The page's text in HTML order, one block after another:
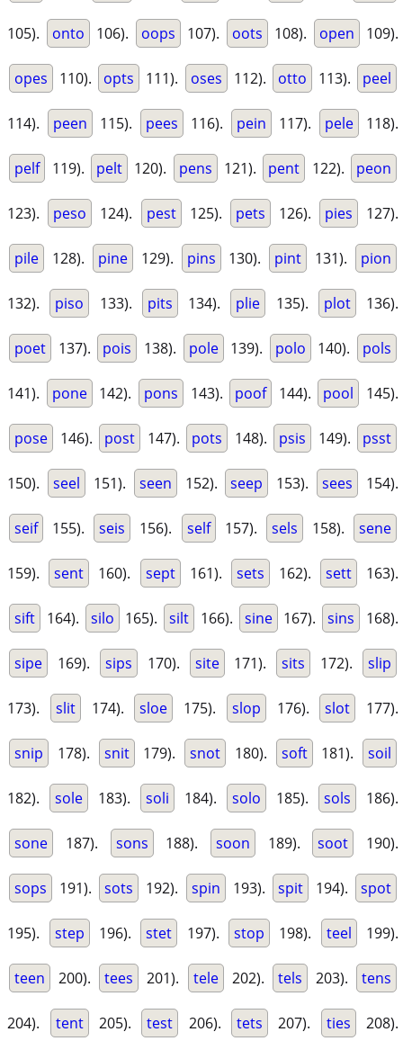
105). onto 106). oops 107). oots 108). open 109).
opes 110). opts 111). oses 112). otto 113). peel
114). peen 115). pees 116). pein 117). pele 118).
pelf 119). pelt 120). pens 121). pent 122). peon
123). peso 124). pest 125). pets 126). pies 127).
pile 128). pine 129). pins 130). pint 131). pion
132). piso 133). pits 134). plie 135). plot 136).
poet 137). pois 138). pole 139). polo 140). pols
141). pone 142). pons 143). poof 144). pool 145).
pose 146). post 147). pots 148). psis 149). psst
150). seel 151). seen 152). seep 153). sees 154).
seif 155). seis 156). self 157). sels 158). sene
159). sent 160). sept 161). sets 162). sett 163).
sift 164). silo 165). silt 166). sine 167). sins 168).
sipe 169). sips 170). site 171). sits 172). slip
173). slit 174). sloe 175). slop 176). slot 177).
snip 178). snit 179). snot 180). soft 181). soil
182). sole 183). soli 184). solo 185). sols 186).
sone 187). sons 188). soon 189). soot 190).
sops 191). sots 192). spin 193). spit 194). spot
195). step 196). stet 197). stop 198). teel 199).
teen 200). tees 201). tele 202). tels 203). tens
204). tent 205). test 206). tets 207). ties 208).